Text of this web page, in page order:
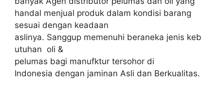
handal menjual produk dalam kondisi barang
sesuai dengan keadaan
aslinya. Sanggup memenuhi beraneka jenis keb
utuhan oli &
pelumas bagi manufktur tersohor di
Indonesia dengan jaminan Asli dan Berkualitas.